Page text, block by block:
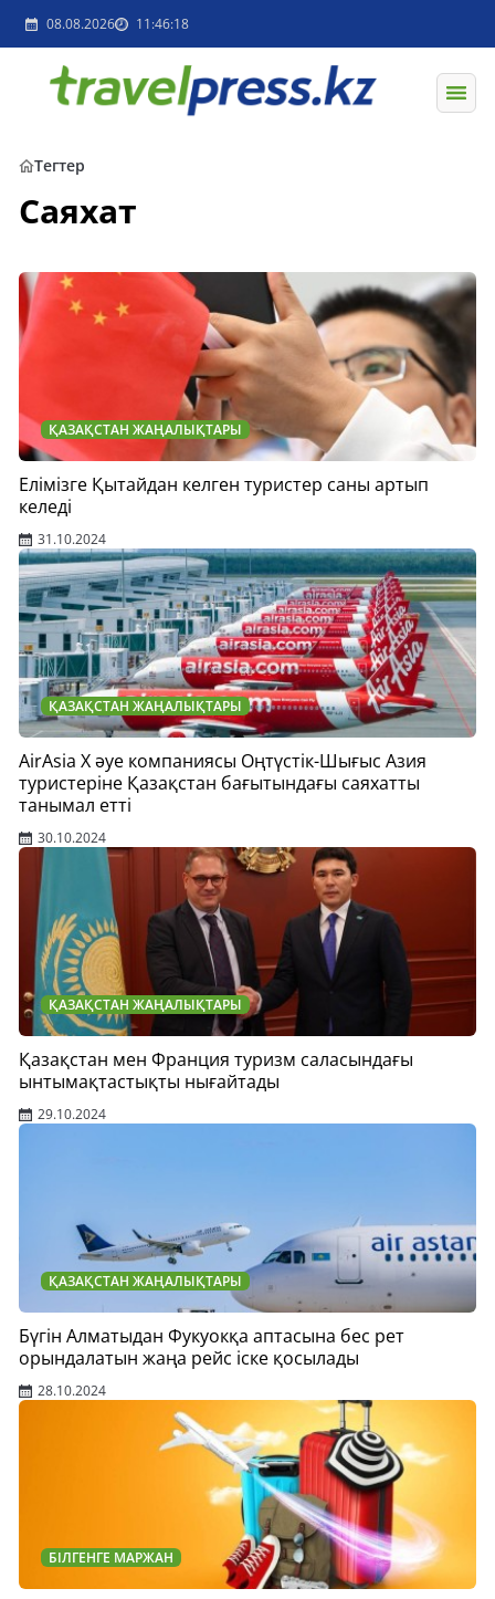
08.08.2026 11:46:18
Тегтер
Саяхат
ҚАЗАҚСТАН ЖАҢАЛЫҚТАРЫ
Елімізге Қытайдан келген туристер саны артып
келеді
31.10.2024
ҚАЗАҚСТАН ЖАҢАЛЫҚТАРЫ
AirAsia X әуе компаниясы Оңтүстік-Шығыс Азия
туристеріне Қазақстан бағытындағы саяхатты
танымал етті
30.10.2024
ҚАЗАҚСТАН ЖАҢАЛЫҚТАРЫ
Қазақстан мен Франция туризм саласындағы
ынтымақтастықты нығайтады
29.10.2024
ҚАЗАҚСТАН ЖАҢАЛЫҚТАРЫ
Бүгін Алматыдан Фукуокқа аптасына бес рет
орындалатын жаңа рейс іске қосылады
28.10.2024
БІЛГЕНГЕ МАРЖАН